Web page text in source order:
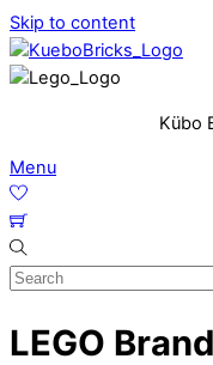
Skip to content
Kübo
Menu
LEGO Brand